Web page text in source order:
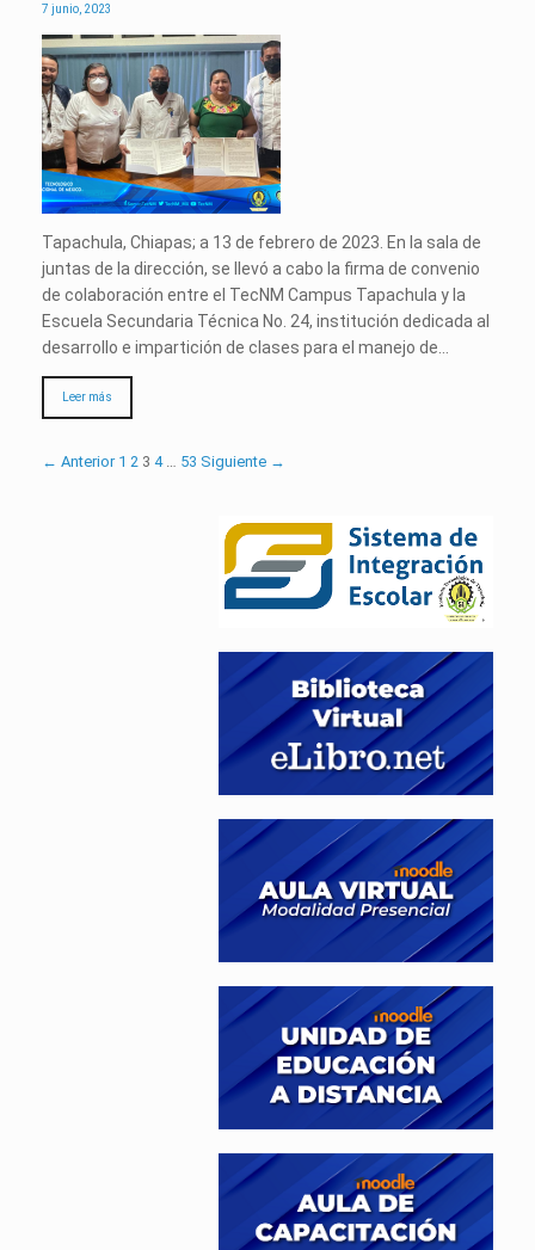
7 junio, 2023
Tapachula, Chiapas; a 13 de febrero de 2023. En la sala de
juntas de la dirección, se llevó a cabo la firma de convenio
de colaboración entre el TecNM Campus Tapachula y la
Escuela Secundaria Técnica No. 24, institución dedicada al
desarrollo e impartición de clases para el manejo de…
Leer más
← Anterior 1 2 3 4 53 Siguiente →